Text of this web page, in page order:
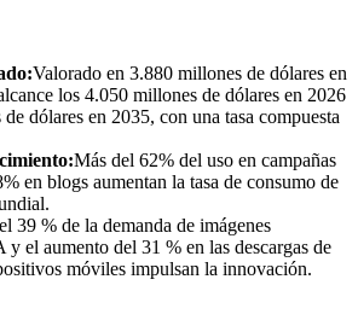
Valorado en 3.880 millones de dólares en
los 4.050 millones de dólares en 2026
dólares en 2035, con una tasa compuesta
Más del 62% del uso en campañas
en blogs aumentan la tasa de consumo de
39 % de la demanda de imágenes
y el aumento del 31 % en las descargas de
móviles impulsan la innovación.